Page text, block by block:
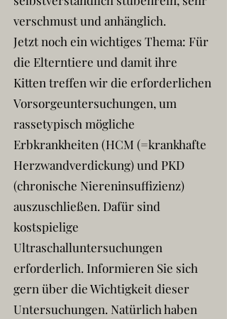
verschmust und anhänglich.
Jetzt noch ein wichtiges Thema: Für
die Elterntiere und damit ihre
Kitten treffen wir die erforderlichen
Vorsorgeuntersuchungen, um
rassetypisch mögliche
Erbkrankheiten (HCM (=krankhafte
Herzwandverdickung) und PKD
(chronische Niereninsuffizienz)
auszuschließen. Dafür sind
kostspielige
Ultraschalluntersuchungen
erforderlich. Informieren Sie sich
gern über die Wichtigkeit dieser
Untersuchungen. Natürlich haben